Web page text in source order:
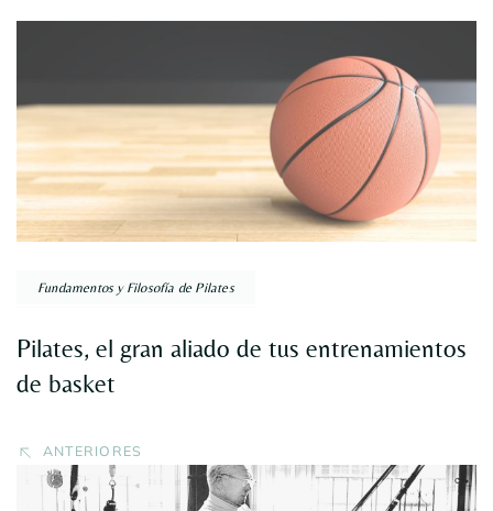
entradas
Fundamentos y Filosofía de Pilates
Pilates, el gran aliado de tus entrenamientos
de basket
ANTERIORES